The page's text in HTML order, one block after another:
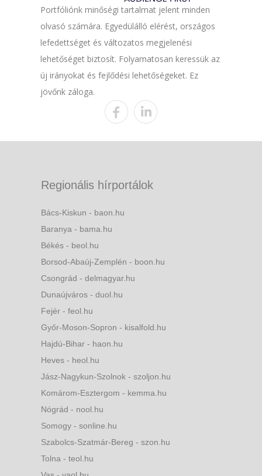
Portfóliónk minőségi tartalmat jelent minden
olvasó számára. Egyedülálló elérést, országos
lefedettséget és változatos megjelenési
lehetőséget biztosít. Folyamatosan keressük az
új irányokat és fejlődési lehetőségeket. Ez
jövőnk záloga.
Regionális hírportálok
Bács-Kiskun - baon.hu
Baranya - bama.hu
Békés - beol.hu
Borsod-Abaúj-Zemplén - boon.hu
Csongrád - delmagyar.hu
Dunaújváros - duol.hu
Fejér - feol.hu
Győr-Moson-Sopron - kisalfold.hu
Hajdú-Bihar - haon.hu
Heves - heol.hu
Jász-Nagykun-Szolnok - szoljon.hu
Komárom-Esztergom - kemma.hu
Nógrád - nool.hu
Somogy - sonline.hu
Szabolcs-Szatmár-Bereg - szon.hu
Tolna - teol.hu